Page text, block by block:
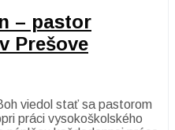
– pastor
Prešove
viedol stať sa pastorom
práci vysokoškolského